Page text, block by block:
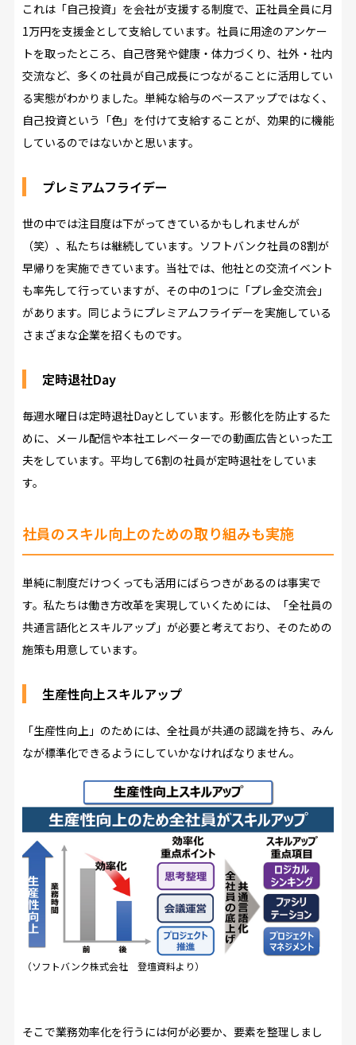
これは「自己投資」を会社が支援する制度で、正社員全員に月
1万円を支援金として支給しています。社員に用途のアンケー
トを取ったところ、自己啓発や健康・体力づくり、社外・社内
交流など、多くの社員が自己成長につながることに活用してい
る実態がわかりました。単純な給与のベースアップではなく、
自己投資という「色」を付けて支給することが、効果的に機能
しているのではないかと思います。
プレミアムフライデー
世の中では注目度は下がってきているかもしれませんが
（笑）、私たちは継続しています。ソフトバンク社員の8割が
早帰りを実施できています。当社では、他社との交流イベント
も率先して行っていますが、その中の1つに「プレ金交流会」
があります。同じようにプレミアムフライデーを実施している
さまざまな企業を招くものです。
定時退社Day
毎週水曜日は定時退社Dayとしています。形骸化を防止するた
めに、メール配信や本社エレベーターでの動画広告といった工
夫をしています。平均して6割の社員が定時退社をしていま
す。
社員のスキル向上のための取り組みも実施
単純に制度だけつくっても活用にばらつきがあるのは事実で
す。私たちは働き方改革を実現していくためには、「全社員の
共通言語化とスキルアップ」が必要と考えており、そのための
施策も用意しています。
生産性向上スキルアップ
「生産性向上」のためには、全社員が共通の認識を持ち、みん
なが標準化できるようにしていかなければなりません。
（ソフトバンク株式会社 登壇資料より）
そこで業務効率化を行うには何が必要か、要素を整理しまし